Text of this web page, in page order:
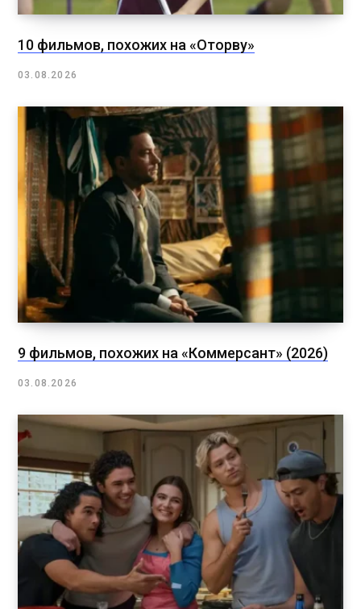
10 фильмов, похожих на «Оторву»
03.08.2026
9 фильмов, похожих на «Коммерсант» (2026)
03.08.2026